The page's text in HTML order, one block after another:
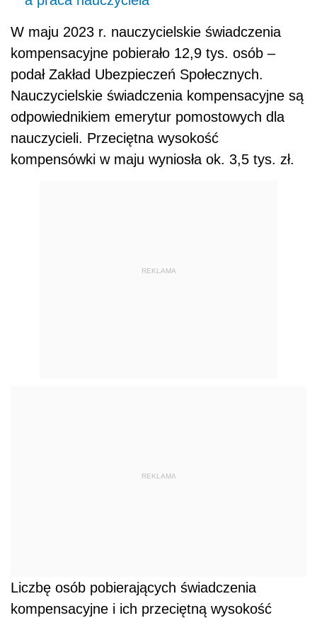
W maju 2023 r. nauczycielskie świadczenia
kompensacyjne pobierało 12,9 tys. osób –
podał Zakład Ubezpieczeń Społecznych.
Nauczycielskie świadczenia kompensacyjne są
odpowiednikiem emerytur pomostowych dla
nauczycieli. Przeciętna wysokość
kompensówki w maju wyniosła ok. 3,5 tys. zł.
REKLAMA
REKLAMA
Liczbę osób pobierających świadczenia
kompensacyjne i ich przeciętną wysokość